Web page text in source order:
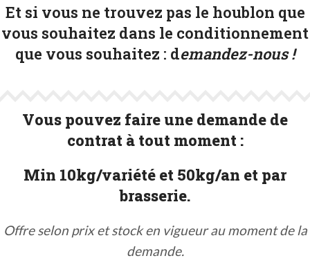
Et si vous ne trouvez pas le houblon que
vous souhaitez dans le conditionnement
que vous souhaitez : demandez-nous !
Vous pouvez faire une demande de
contrat à tout moment :
Min 10kg/variété et 50kg/an et par
brasserie.
Offre selon prix et stock en vigueur au moment de la
demande.